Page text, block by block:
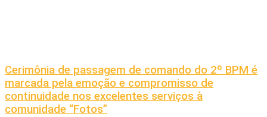
Cerimônia de passagem de comando do 2º BPM é
marcada pela emoção e compromisso de
continuidade nos excelentes serviços à
comunidade “Fotos”